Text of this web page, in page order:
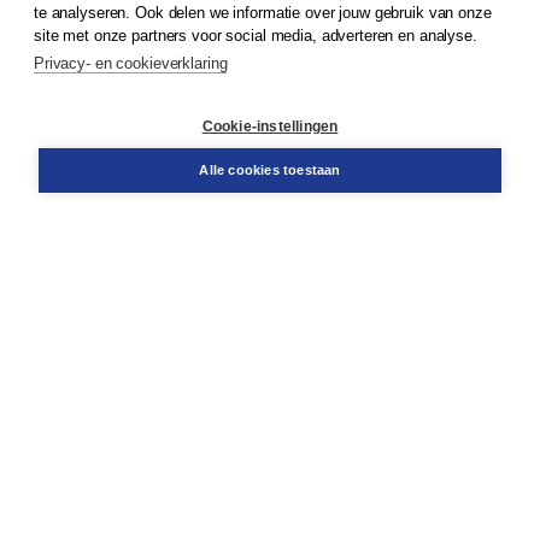
Klantenservice
Service & informatie
Contact
te analyseren. Ook delen we informatie over jouw gebruik van onze
site met onze partners voor social media, adverteren en analyse.
Privacy- en cookieverklaring
Cookie-instellingen
Alle cookies toestaan